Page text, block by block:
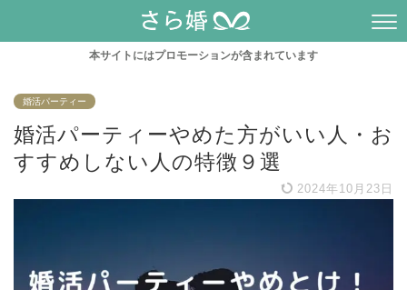
本サイトにはプロモーションが含まれています
婚活パーティー
婚活パーティーやめた方がいい人・お
すすめしない人の特徴９選
2024年10月23日